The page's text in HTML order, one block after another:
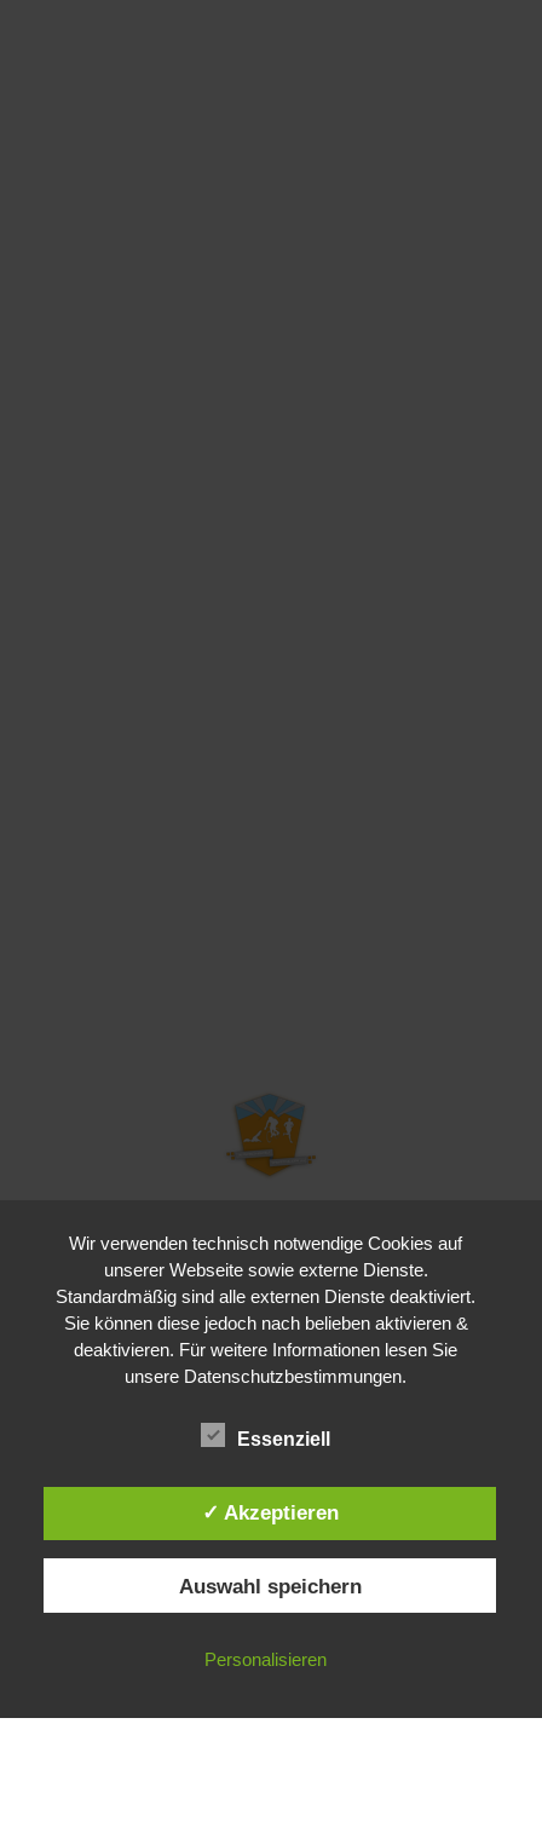
Kraichgau Triathlon e. V.
Waldstraße 4
76646 Bruchsal
Wir verwenden technisch notwendige Cookies auf
unserer Webseite sowie externe Dienste.
Standardmäßig sind alle externen Dienste deaktiviert.
Sie können diese jedoch nach belieben aktivieren &
deaktivieren. Für weitere Informationen lesen Sie
unsere Datenschutzbestimmungen.
Essenziell
✓ Akzeptieren
Auswahl speichern
Personalisieren